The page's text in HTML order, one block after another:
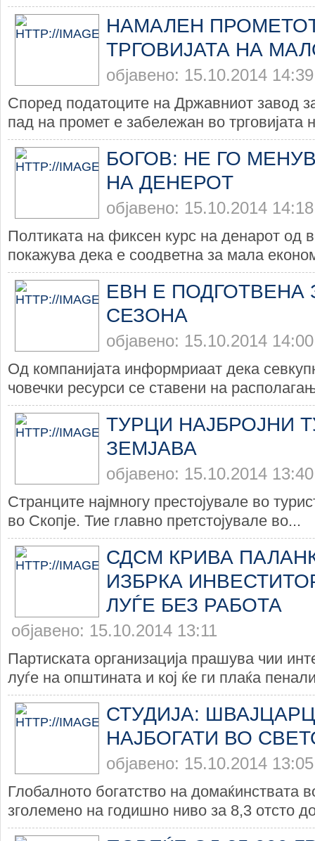
НАМАЛЕН
ТРГОВИЈАТА НА
објавено: 15.10.2014 14:39
Според податоците на Државниот завод
пад на промет е забележан во трговијата
БОГОВ: НЕ ГО
НА ДЕНЕРОТ
објавено: 15.10.2014 14:18
Полтиката на фиксен курс на денарот од
покажува дека е соодветна за мала
ЕВН Е ПОДГОТВЕНА
СЕЗОНА
објавено: 15.10.2014 14:00
Од компанијата информриаат дека
човечки ресурси се ставени на
ТУРЦИ НАЈБРОЈНИ
ЗЕМЈАВА
објавено: 15.10.2014 13:40
Странците најмногу престојувале во
во Скопје. Тие главно претстојувале во...
СДСМ КРИВА
ИЗБРКА
ЛУЃЕ БЕЗ РАБОТА
објавено: 15.10.2014 13:11
Партиската организација прашува чии
луѓе на општината и кој ќе ги плаќа
СТУДИЈА:
НАЈБОГАТИ ВО
објавено: 15.10.2014 13:05
Глобалното богатство на домаќинствата
зголемено на годишно ниво за 8,3 отсто